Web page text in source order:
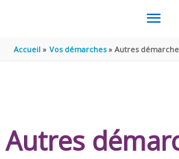
MENU
Accueil Vos démarches Autres
Autres